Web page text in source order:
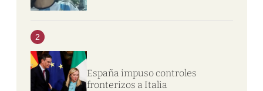
2
España impuso controles
fronterizos a Italia